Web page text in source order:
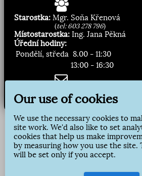
Starostka: Mgr. Soňa Křenová
(tel: 603 278 796)
Místostarostka: Ing. Jana Pěkná
Úřední hodiny:
Pondělí, středa 8.00 - 11:30
13:00 - 16:30
Zasílání novinek:
Přihlásit odběr
Our use of cookies
We use the necessary cookies to
site work. We'd also like to set
cookies that help us make
by measuring how you use the site.
will be set only if you accept.